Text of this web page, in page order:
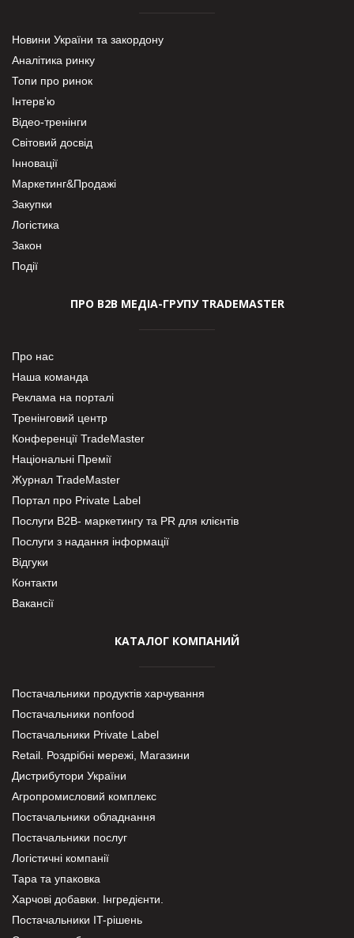
Новини України та закордону
Аналітика ринку
Топи про ринок
Інтерв’ю
Відео-тренінги
Світовий досвід
Інновації
Маркетинг&Продажі
Закупки
Логістика
Закон
Події
ПРО В2В МЕДІА-ГРУПУ TRADEMASTER
Про нас
Наша команда
Реклама на порталі
Тренінговий центр
Конференції TradeMaster
Національні Премії
Журнал TradeMaster
Портал про Private Label
Послуги В2В- маркетингу та PR для клієнтів
Послуги з надання інформації
Відгуки
Контакти
Вакансії
КАТАЛОГ КОМПАНИЙ
Постачальники продуктів харчування
Постачальники nonfood
Постачальники Private Label
Retail. Роздрібні мережі, Магазини
Дистрибутори України
Агропромисловий комплекс
Постачальники обладнання
Постачальники послуг
Логістичні компанії
Тара та упаковка
Харчові добавки. Інгредієнти.
Постачальники IT-рішень